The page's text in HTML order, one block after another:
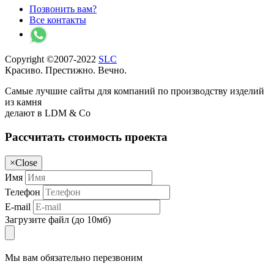
Позвонить вам?
Все контакты
Copyright ©2007-2022 SLC
Красиво. Престижно. Вечно.
Самые лучшие сайты для компаний по производству изделий
из камня
делают в LDM & Co
Рассчитать стоимость проекта
×Close
Имя
Телефон
E-mail
Загрузите файл (до 10мб)
Мы вам обязательно перезвоним